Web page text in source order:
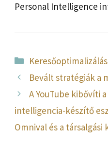
Personal Intelligence
Kategória
Keresőoptimalizálás
Bevált stratégiák a
A YouTube kibővíti
intelligencia-készítő
Omnival és a társalgási